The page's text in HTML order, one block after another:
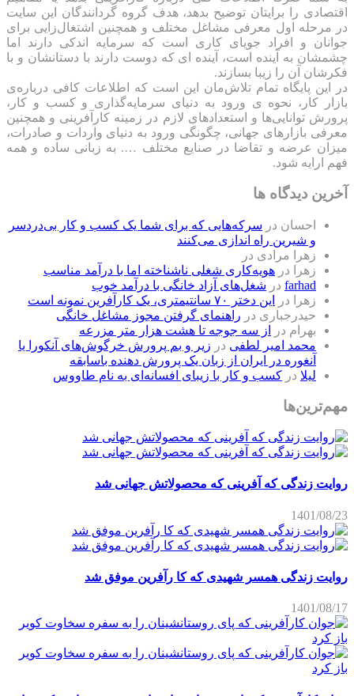
اقتصادی را برایتان توضیح بدهد، هدف گروه گردانندگان این سایت
در مرحله اول معرفی مشاغل مختلف و همچنین اشتغال‌زایی برای
جوانان و افراد جویای کاری است که سرمایه اندکی دارند اما
چشمشان به آینده است، آینده ای که دوست دارند با دستانشان و با
فکرشان آن را زیبا بسازند.
در این پایگاه تمام تلاش‌مان این است که ‌اطلاعات کافی درباره‌ی
بازار کار، نحوه ی ورود به دنیای سرمایه‌گذاری و کسب و کار،
پرورش توانایی‌ها و استعدادهای لازم در زمینه کارآفرینی و همچنین
معرفی بازارهای جهانی، چگونگی ورود به دنیای واردات و صادرات،
میزان عرضه و تقاضا در صنایع مختلف …. به زبانی ساده و همه
فهم ارایه شود.
آخرین دیدگاه ها
احسان در سرکه‌هایی که برای شما یک کسب و کار بی‌دردسر
و شیرین راه اندازی می‌کنند
زهرا مرادی در
زهرا
در هویه‌کاری شغلی ناشناخته اما با درآمد مناسب
farhad در شغل‌های آزاد خانگی با درآمد خوب
زهرا
در
این دختر ۷۰ سانتیمتری، یک کارآفرین نمونه است
حیدرجباری در راهنمای گرفتن مجوز مشاغل خانگی
بهرام در
از سه جوجه تا هشت هزار متر مزرعه
محمد امیر لطفی در زیر و بم پرورش خرگوش‌های آنکورا یا
آنغوره در ایران از زبان یک پرورش دهنده باسابقه
لیلا در کسب و کار با زیبای افسانه‌ای به نام طاووس
مهم‌ترین‌ها
روایت زندگی که آفرینی که محصولاتش جهانی شد
1401/08/23
روایت زندگی همسر شهیدی که کا رآفرین موفق شد
1401/08/17